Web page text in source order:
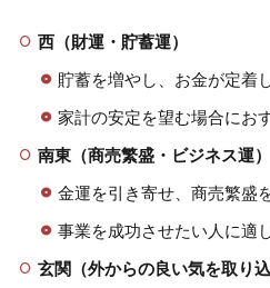
西（財運・貯蓄運）
貯蓄を増やし、お金が定着
家計の安定を望む場合にお
南東（商売繁盛・ビジネス運）
金運を引き寄せ、商売繁盛
事業を成功させたい人に適
玄関（外からの良い気を取り込